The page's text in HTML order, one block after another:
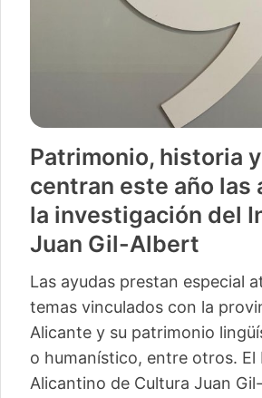
Patrimonio, historia
centran este año las
la investigación del
Juan Gil-Albert
Las ayudas prestan especial
temas vinculados con la
Alicante y su patrimonio
o humanístico, entre otros.
Alicantino de Cultura Juan